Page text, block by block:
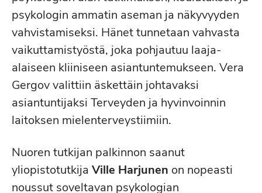
psykologin ammatin aseman ja näkyvyyden
vahvistamiseksi. Hänet tunnetaan vahvasta
vaikuttamistyöstä, joka pohjautuu laaja-
alaiseen kliiniseen asiantuntemukseen. Vera
Gergov valittiin äskettäin johtavaksi
asiantuntijaksi Terveyden ja hyvinvoinnin
laitoksen mielenterveystiimiin.
Nuoren tutkijan palkinnon saanut
yliopistotutkija Ville Harjunen on nopeasti
noussut soveltavan psykologian